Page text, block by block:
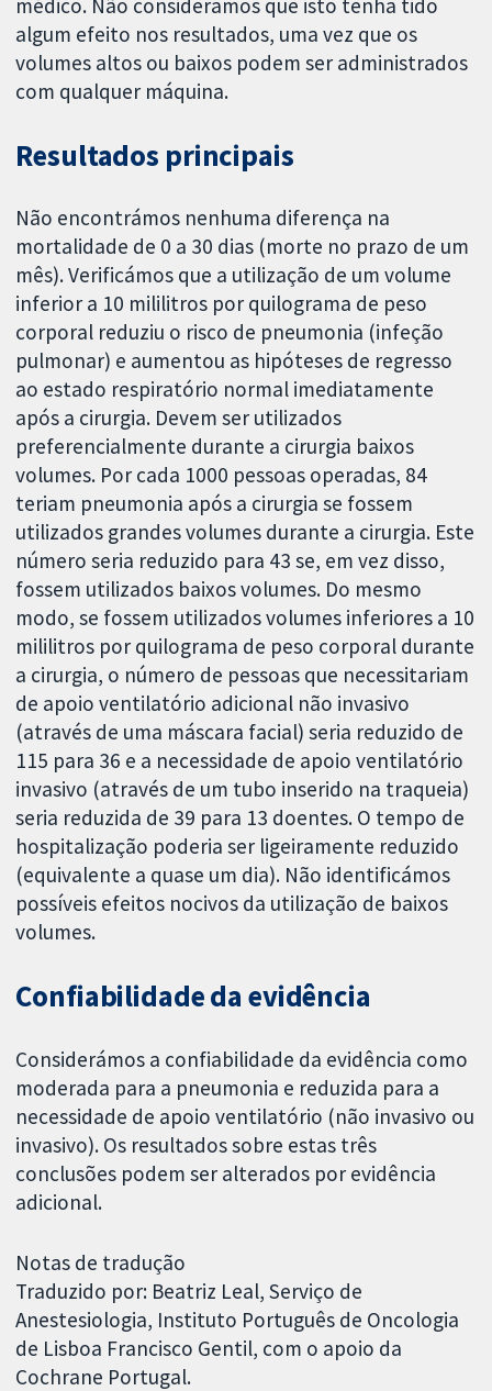
algum efeito nos resultados, uma vez que os
volumes altos ou baixos podem ser administrados
com qualquer máquina.
Resultados principais
Não encontrámos nenhuma diferença na
mortalidade de 0 a 30 dias (morte no prazo de um
mês). Verificámos que a utilização de um volume
inferior a 10 mililitros por quilograma de peso
corporal reduziu o risco de pneumonia (infeção
pulmonar) e aumentou as hipóteses de regresso
ao estado respiratório normal imediatamente
após a cirurgia. Devem ser utilizados
preferencialmente durante a cirurgia baixos
volumes. Por cada 1000 pessoas operadas, 84
teriam pneumonia após a cirurgia se fossem
utilizados grandes volumes durante a cirurgia. Este
número seria reduzido para 43 se, em vez disso,
fossem utilizados baixos volumes. Do mesmo
modo, se fossem utilizados volumes inferiores a 10
mililitros por quilograma de peso corporal durante
a cirurgia, o número de pessoas que necessitariam
de apoio ventilatório adicional não invasivo
(através de uma máscara facial) seria reduzido de
115 para 36 e a necessidade de apoio ventilatório
invasivo (através de um tubo inserido na traqueia)
seria reduzida de 39 para 13 doentes. O tempo de
hospitalização poderia ser ligeiramente reduzido
(equivalente a quase um dia). Não identificámos
possíveis efeitos nocivos da utilização de baixos
volumes.
Confiabilidade da evidência
Considerámos a confiabilidade da evidência como
moderada para a pneumonia e reduzida para a
necessidade de apoio ventilatório (não invasivo ou
invasivo). Os resultados sobre estas três
conclusões podem ser alterados por evidência
adicional.
Notas de tradução
Traduzido por: Beatriz Leal, Serviço de
Anestesiologia, Instituto Português de Oncologia
de Lisboa Francisco Gentil, com o apoio da
Cochrane Portugal.